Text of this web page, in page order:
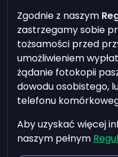
Zgodnie z naszym
zastrzegamy sobie
tożsamości przed
umożliwieniem
żądanie fotokopii
dowodu osobistego,
telefonu
Aby uzyskać więcej
naszym pełnym